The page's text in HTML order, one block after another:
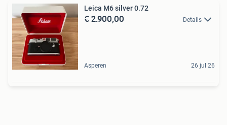
Leica M6 silver 0.72
€ 2.900,00 Details
Asperen 26 jul 26